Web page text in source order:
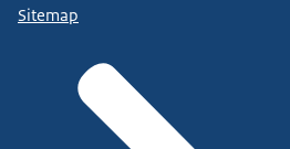
Sitemap